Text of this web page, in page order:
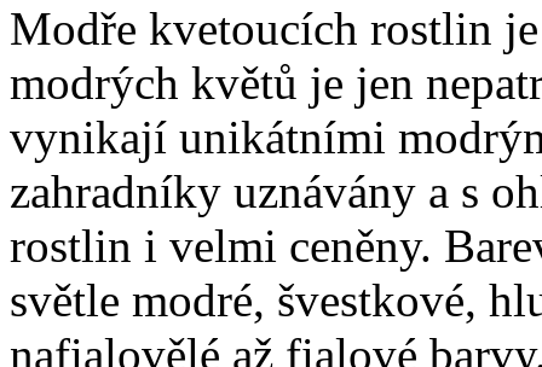
Modře kvetoucích rostlin
modrých květů je jen
vynikají unikátními
zahradníky uznávány a s
rostlin i velmi ceněny.
světle modré, švestkové,
nafialovělé až fialové